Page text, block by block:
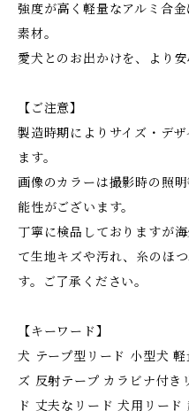
強度が高く軽量なアルミ合
素材。
愛犬とのお出かけを、より
【ご注意】
製造時期によりサイズ・デ
ます。
画像のカラーは撮影時の照
能性がございます。
丁寧に検品しておりますが
て生地キズや汚れ、糸のほ
す。ご了承ください。
【キーワード】
犬 テープ型リード 小型犬
ズ 反射テープ カラビナ付
ド 丈夫なリード 犬用リー